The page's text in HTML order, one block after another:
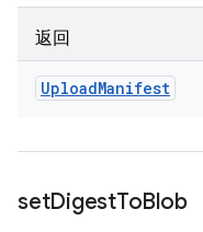
返回
UploadManifest
setDigestToBlob